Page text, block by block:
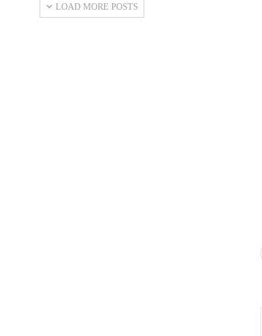
LOAD MORE POSTS